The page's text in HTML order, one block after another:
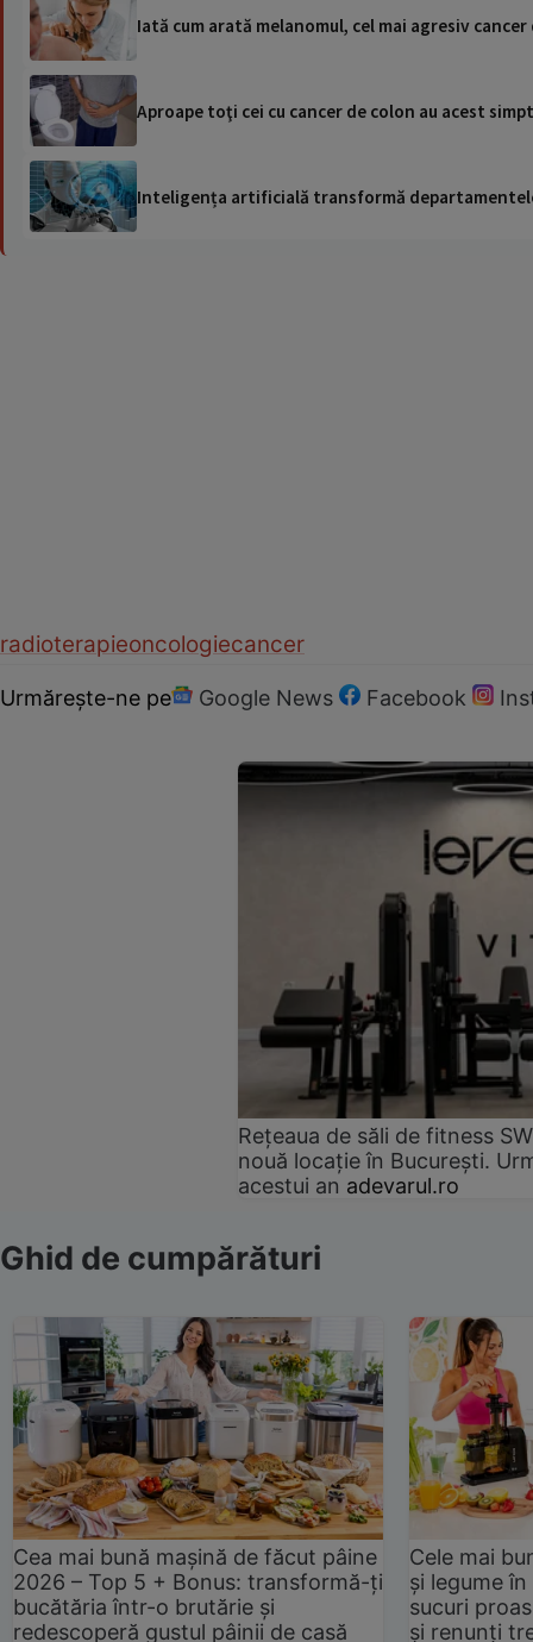
Iată cum arată melanomul, cel mai agresiv
Aproape toţi cei cu cancer de colon au acest
Inteligența artificială transformă
radioterapieoncologiecancer
Urmărește-ne pe Google News Facebook
Rețeaua de săli de fitness
nouă locație în București.
acestui an adevarul.ro
Ghid de cumpărături
Cea mai bună mașină de făcut pâine
2026 – Top 5 + Bonus: transformă-ți
bucătăria într-o brutărie și
redescoperă gustul pâinii de casă
Cele mai
și legume
sucuri
și renunți